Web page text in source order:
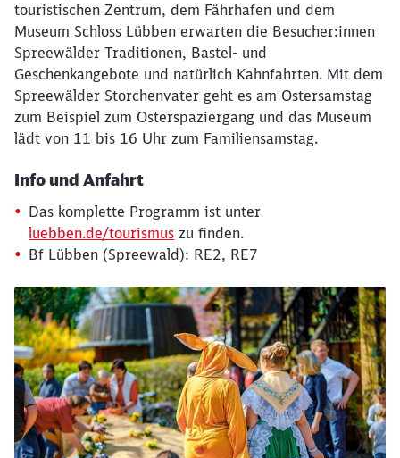
touristischen Zentrum, dem Fährhafen und dem
Museum Schloss Lübben erwarten die Besucher:innen
Spreewälder Traditionen, Bastel- und
Geschenkangebote und natürlich Kahnfahrten. Mit dem
Spreewälder Storchenvater geht es am Ostersamstag
zum Beispiel zum Osterspaziergang und das Museum
lädt von 11 bis 16 Uhr zum Familiensamstag.
Info und Anfahrt
Das komplette Programm ist unter
luebben.de/tourismus zu finden.
Bf Lübben (Spreewald): RE2, RE7